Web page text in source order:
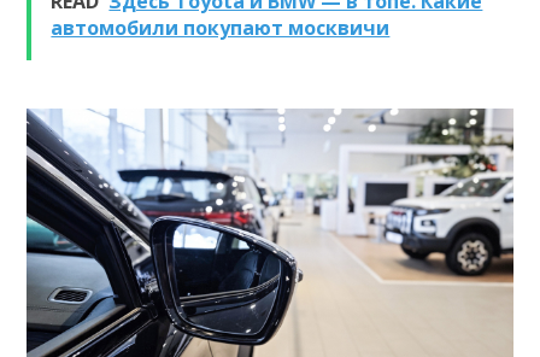
автомобили покупают москвичи